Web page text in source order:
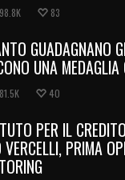
98.8K 83
GUADAGNANO
UNA
81.5K 40
PER IL
VERCELLI, PRIMA